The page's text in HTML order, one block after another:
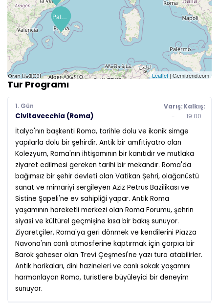
Palma de Mallorca (Balear Adaları)
Leaflet | Gemitrend.com
Tur Programı
1. Gün
Civitavecchia (Roma)
Varış:
-
Kalkış:
19:00
İtalya'nın başkenti Roma, tarihle dolu ve ikonik simge
yapılarla dolu bir şehirdir. Antik bir amfitiyatro olan
Kolezyum, Roma'nın ihtişamının bir kanıtıdır ve mutlaka
ziyaret edilmesi gereken tarihi bir mekandır. Roma'da
bağımsız bir şehir devleti olan Vatikan Şehri, olağanüstü
sanat ve mimariyi sergileyen Aziz Petrus Bazilikası ve
Sistine Şapeli'ne ev sahipliği yapar. Antik Roma
yaşamının hareketli merkezi olan Roma Forumu, şehrin
siyasi ve kültürel geçmişine kısa bir bakış sunuyor.
Ziyaretçiler, Roma'ya geri dönmek ve kendilerini Piazza
Navona'nın canlı atmosferine kaptırmak için çarpıcı bir
Barok şaheser olan Trevi Çeşmesi'ne yazı tura atabilirler.
Antik harikaları, dini hazineleri ve canlı sokak yaşamını
harmanlayan Roma, turistlere büyüleyici bir deneyim
sunuyor.